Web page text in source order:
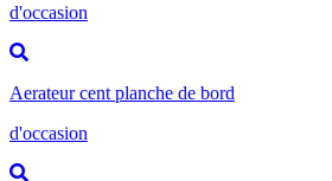
d'occasion
Aerateur cent planche de bord
d'occasion